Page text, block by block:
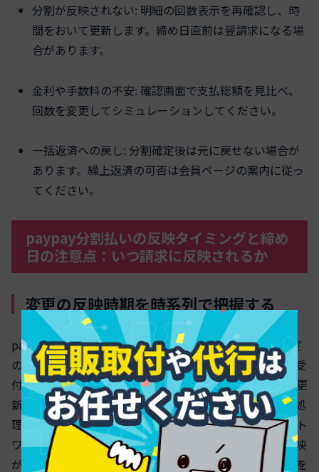
分割が反映されない: 明細の回数表示を再確認し、時
間をおいて更新します。締め日直前は翌請求になる場
合があります。
金利や手数料の不安: 確認画面で支払総額を見比べ、
回数を変更してシミュレーションしてください。
一括返済への戻し: 分割確定後は元に戻せない場合が
あります。繰上返済の可否は会員ページの案内に従っ
てください。
paypay分割払いの反映タイミングと締め
日の注意点：いつ請求に反映されるか
変更の反映時期を時系列で把握する
paypay 分割払いの反映は、申込→受付→反映→請求確定
の順で進みます。申込はアプリや会員サイトでの操作、受
付はカード側の処理開始、反映は利用明細と支払回数の更
新、請求確定は当月請求に固定されるタイミングです。処
理は通常即時〜当日内に進みますが、混雑や審査、ネット
ワーク状況により遅延することがあります。受付後に反映
が見えない場合は、再読み込みやログインし直し、時間を